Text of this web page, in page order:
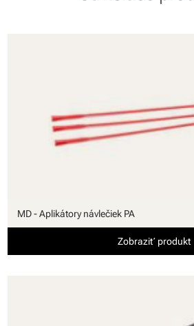
MD - Aplikátory návlečiek PA
Zobraziť produkt